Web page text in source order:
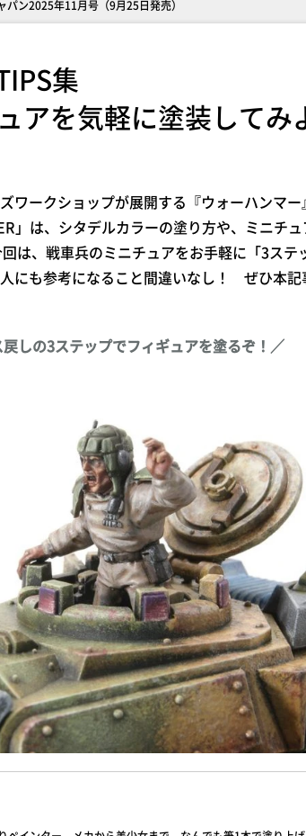
ン2025年11月号（9月25日発売）
集
アを気軽に塗装してみ
ワークショップが展開する『ウォーハンマ
」は、シタデルカラーの塗り方や、ミニチ
は、戦車兵のミニチュアをお手軽に「3ステ
にも参考になること間違いなし！ ぜひ本記
しの3ステップでフィギュアを塗るぞ！／